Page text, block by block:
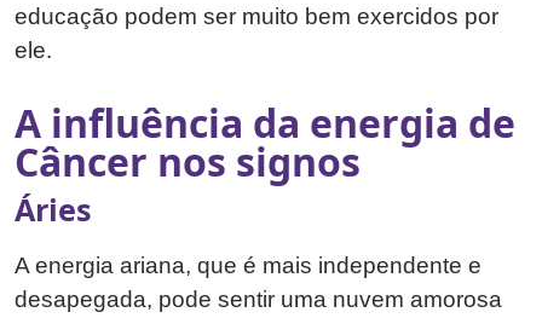
educação podem ser muito bem exercidos por
ele.
A influência da energia de
Câncer nos signos
Áries
A energia ariana, que é mais independente e
desapegada, pode sentir uma nuvem amorosa